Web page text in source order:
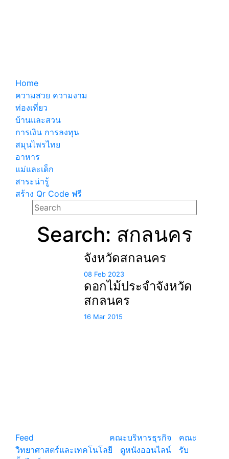
Home
ความสวย ความงาม
ท่องเที่ยว
บ้านและสวน
การเงิน การลงทุน
สมุนไพรไทย
อาหาร
แม่และเด็ก
สาระน่ารู้
สร้าง Qr Code ฟรี
Search: สกลนคร
จังหวัดสกลนคร
08 Feb 2023
ดอกไม้ประจำจังหวัด
สกลนคร
16 Mar 2015
Feed
คณะบริหารธุรกิจ
คณะ
วิทยาศาสตร์และเทคโนโลยี
ดูหนังออนไลน์
รับ